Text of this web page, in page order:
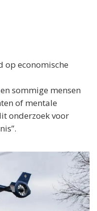
op economische
sommige mensen
of mentale
onderzoek voor